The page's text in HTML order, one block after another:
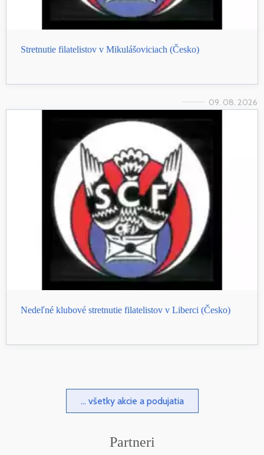
Stretnutie filatelistov v Mikulášoviciach (Česko)
09. 08. 2026
Nedeľné klubové stretnutie filatelistov v Liberci (Česko)
... všetky akcie a podujatia
Partneri